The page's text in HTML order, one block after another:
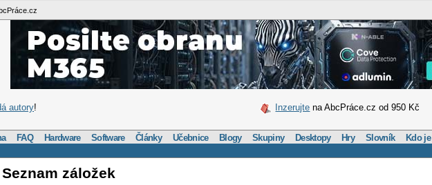
autory! Inzerujte na AbcPráce.cz od 950 Kč
FAQ Hardware Software Články Učebnice Blogy Skupiny Desktopy Hry Slovník Kdo je
Seznam záložek